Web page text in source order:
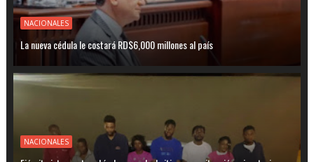
NACIONALES
La nueva cédula le costará RD$6,000 millones al país
NACIONALES